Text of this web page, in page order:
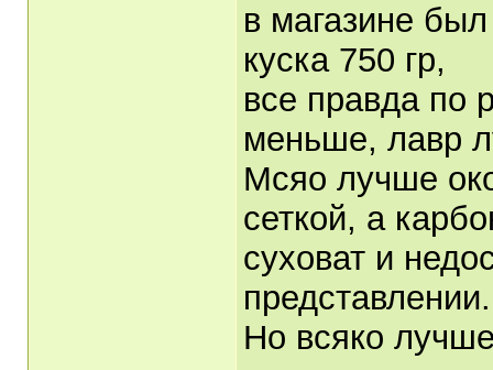
в магазине
куска 750 гр,
все правда по
меньше, лавр
Мсяо лучше
сеткой, а
суховат и
представлении.
Но всяко